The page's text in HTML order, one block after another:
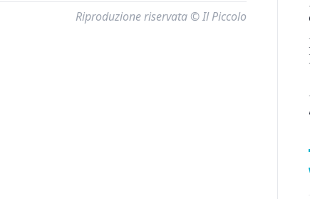
Riproduzione riservata © Il Piccolo